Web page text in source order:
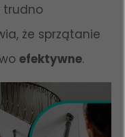
trudno
że sprzątanie
efektywne.